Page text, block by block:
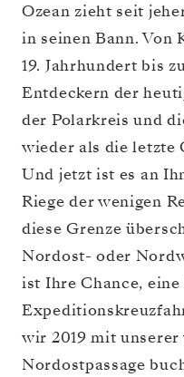
Ozean zieht seit
in seinen Bann. Von
19. Jahrhundert bis
Entdeckern der
der Polarkreis und
wieder als die letzte
Und jetzt ist es an
Riege der wenigen
diese Grenze
Nordost- oder
ist Ihre Chance,
wir 2019 mit unserer
Nordostpassage